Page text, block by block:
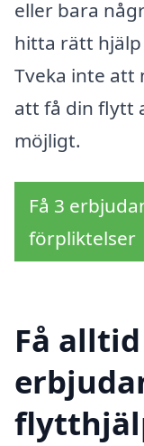
eller bara
hitta rätt hjälp
Tveka inte att
att få din flytt
möjligt.
Få 3
förpliktelser
Få